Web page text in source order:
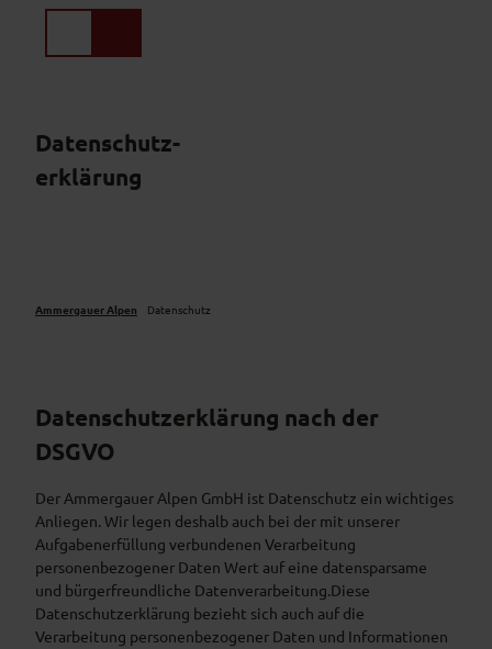
Datenschutz-
erklärung
Ammergauer Alpen Datenschutz
Datenschutzerklärung nach der
DSGVO
Der Ammergauer Alpen GmbH ist Datenschutz ein wichtiges
Anliegen. Wir legen deshalb auch bei der mit unserer
Aufgabenerfüllung verbundenen Verarbeitung
personenbezogener Daten Wert auf eine datensparsame
und bürgerfreundliche Datenverarbeitung.Diese
Datenschutzerklärung bezieht sich auch auf die
Verarbeitung personenbezogener Daten und Informationen